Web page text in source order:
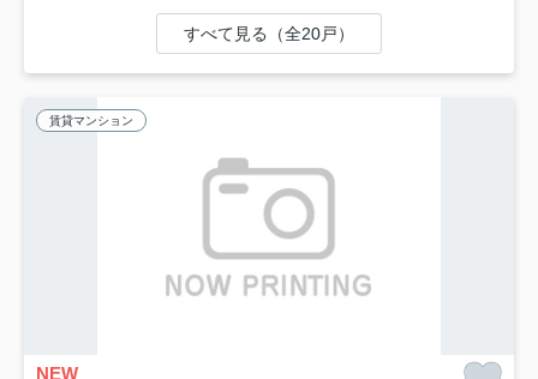
すべて見る（全20戸）
賃貸マンション
NEW